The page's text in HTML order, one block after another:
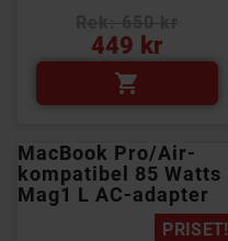
449 kr

MacBook Pro/Air-
kompatibel 85 Watts
Mag1 L AC-adapter
PRISET!